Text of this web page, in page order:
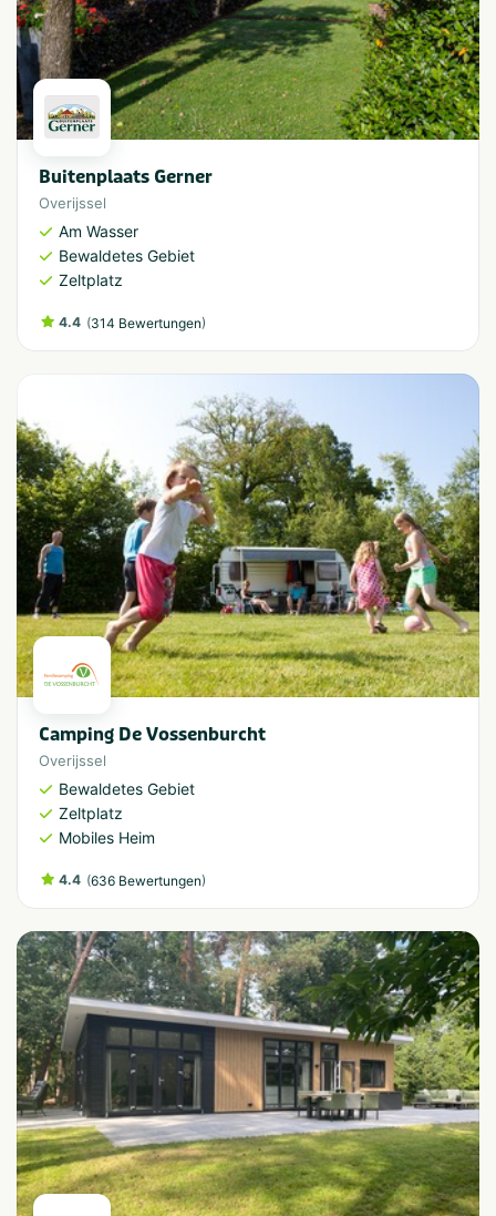
Buitenplaats Gerner
Overijssel
Am Wasser
Bewaldetes Gebiet
Zeltplatz
4.4 (314 Bewertungen)
Camping De Vossenburcht
Overijssel
Bewaldetes Gebiet
Zeltplatz
Mobiles Heim
4.4 (636 Bewertungen)